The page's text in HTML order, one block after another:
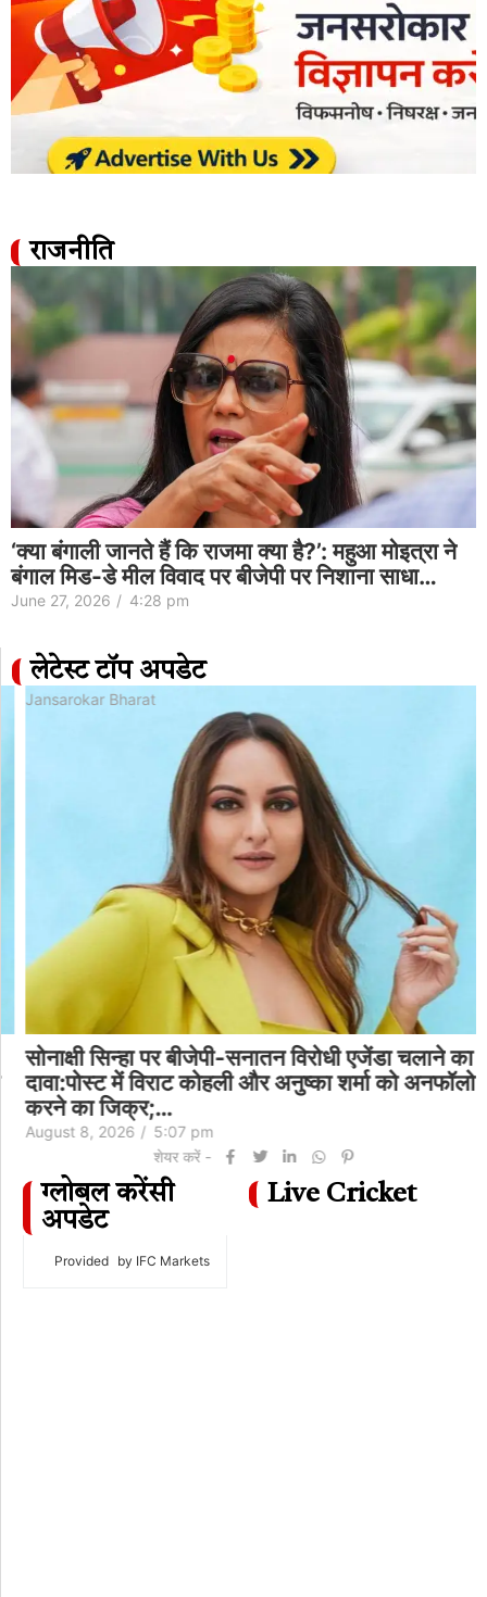
राजनीति
‘क्या बंगाली जानते हैं कि राजमा क्या है?’: महुआ मोइत्रा ने
बंगाल मिड-डे मील विवाद पर बीजेपी पर निशाना साधा…
June 27, 2026 / 4:28 pm
लेटेस्ट टॉप अपडेट
Jansarokar Bharat
सोनाक्षी सिन्हा पर बीजेपी-सनातन विरोधी एजेंडा चलाने का
दावा:पोस्ट में विराट कोहली और अनुष्का शर्मा को अनफॉलो
करने का जिक्र;…
August 8, 2026 / 5:07 pm
शेयर करें -
ग्लोबल करेंसी
अपडेट
Provided by IFC Markets
Live Cricket